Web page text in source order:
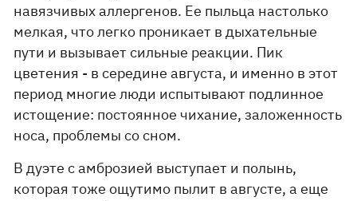
навязчивых аллергенов. Ее пыльца настолько
мелкая, что легко проникает в дыхательные
пути и вызывает сильные реакции. Пик
цветения - в середине августа, и именно в этот
период многие люди испытывают подлинное
истощение: постоянное чихание, заложенность
носа, проблемы со сном.
В дуэте с амброзией выступает и полынь,
которая тоже ощутимо пылит в августе, а еще